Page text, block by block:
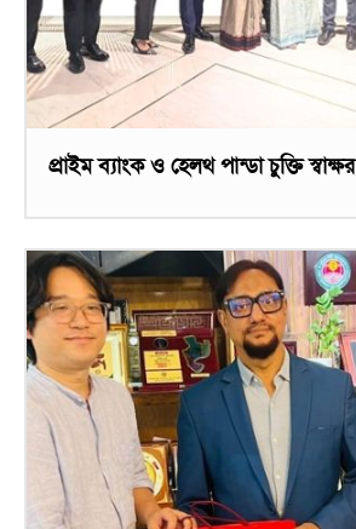
প্রাইম ব্যাংক ও হেলথ পান্ডা চুক্তি স্বাক্ষর